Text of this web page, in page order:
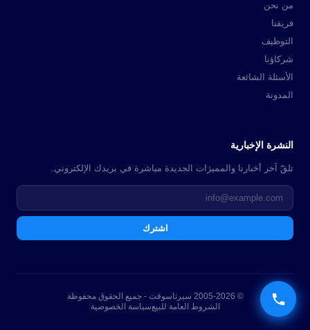
من نحن
فريقنا
التوظيف
شركاؤنا
الأسئلة الشائعة
المدونة
النشرة الإخبارية
تلقّ آخر أخبارنا والمميزات الجديدة مباشرة في بريدك الإلكتروني.
اشترك
© 2005-2026 سيرتاسوفت - جميع الحقوق محفوظة
الشروط العامة للبيعسياسة الخصوصية